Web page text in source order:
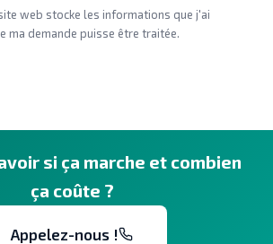
web stocke les informations que j'ai
ma demande puisse être traitée.
si ça marche et combien
ça coûte ?
Appelez-nous !